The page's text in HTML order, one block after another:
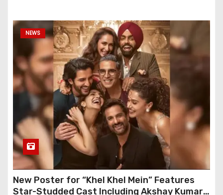
NEWS
New Poster for “Khel Khel Mein” Features
Star-Studded Cast Including Akshay Kumar,